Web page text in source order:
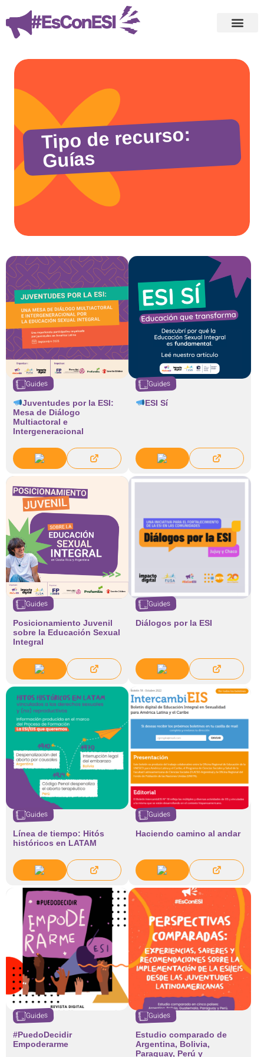
Tipo de recurso:
Guías
Guides
Juventudes por la ESI:
Mesa de Diálogo
Multiactoral e
Intergeneracional
Guides
ESI Sí
Guides
Posicionamiento Juvenil
sobre la Educación Sexual
Integral
Guides
Diálogos por la ESI
Guides
Línea de tiempo: Hitós
históricos en LATAM
Guides
Haciendo camino al andar
Guides
#PuedoDecidir
Empoderarme
Guides
Estudio comparado de
Argentina, Bolivia,
Paraguay, Perú y